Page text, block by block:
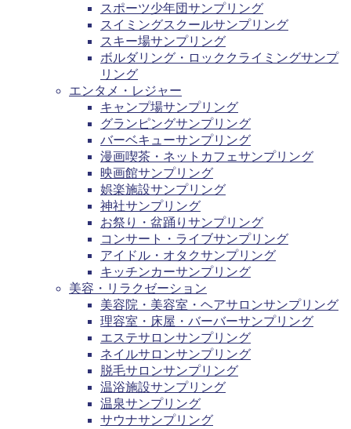
スポーツ少年団サンプリング
スイミングスクールサンプリング
スキー場サンプリング
ボルダリング・ロッククライミングサンプ
リング
エンタメ・レジャー
キャンプ場サンプリング
グランピングサンプリング
バーベキューサンプリング
漫画喫茶・ネットカフェサンプリング
映画館サンプリング
娯楽施設サンプリング
神社サンプリング
お祭り・盆踊りサンプリング
コンサート・ライブサンプリング
アイドル・オタクサンプリング
キッチンカーサンプリング
美容・リラクゼーション
美容院・美容室・ヘアサロンサンプリング
理容室・床屋・バーバーサンプリング
エステサロンサンプリング
ネイルサロンサンプリング
脱毛サロンサンプリング
温浴施設サンプリング
温泉サンプリング
サウナサンプリング